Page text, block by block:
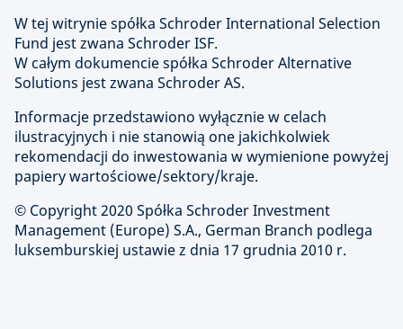
W tej witrynie spółka Schroder International Selection
Fund jest zwana Schroder ISF.
W całym dokumencie spółka Schroder Alternative
Solutions jest zwana Schroder AS.
Informacje przedstawiono wyłącznie w celach
ilustracyjnych i nie stanowią one jakichkolwiek
rekomendacji do inwestowania w wymienione powyżej
papiery wartościowe/sektory/kraje.
© Copyright 2020 Spółka Schroder Investment
Management (Europe) S.A., German Branch podlega
luksemburskiej ustawie z dnia 17 grudnia 2010 r.